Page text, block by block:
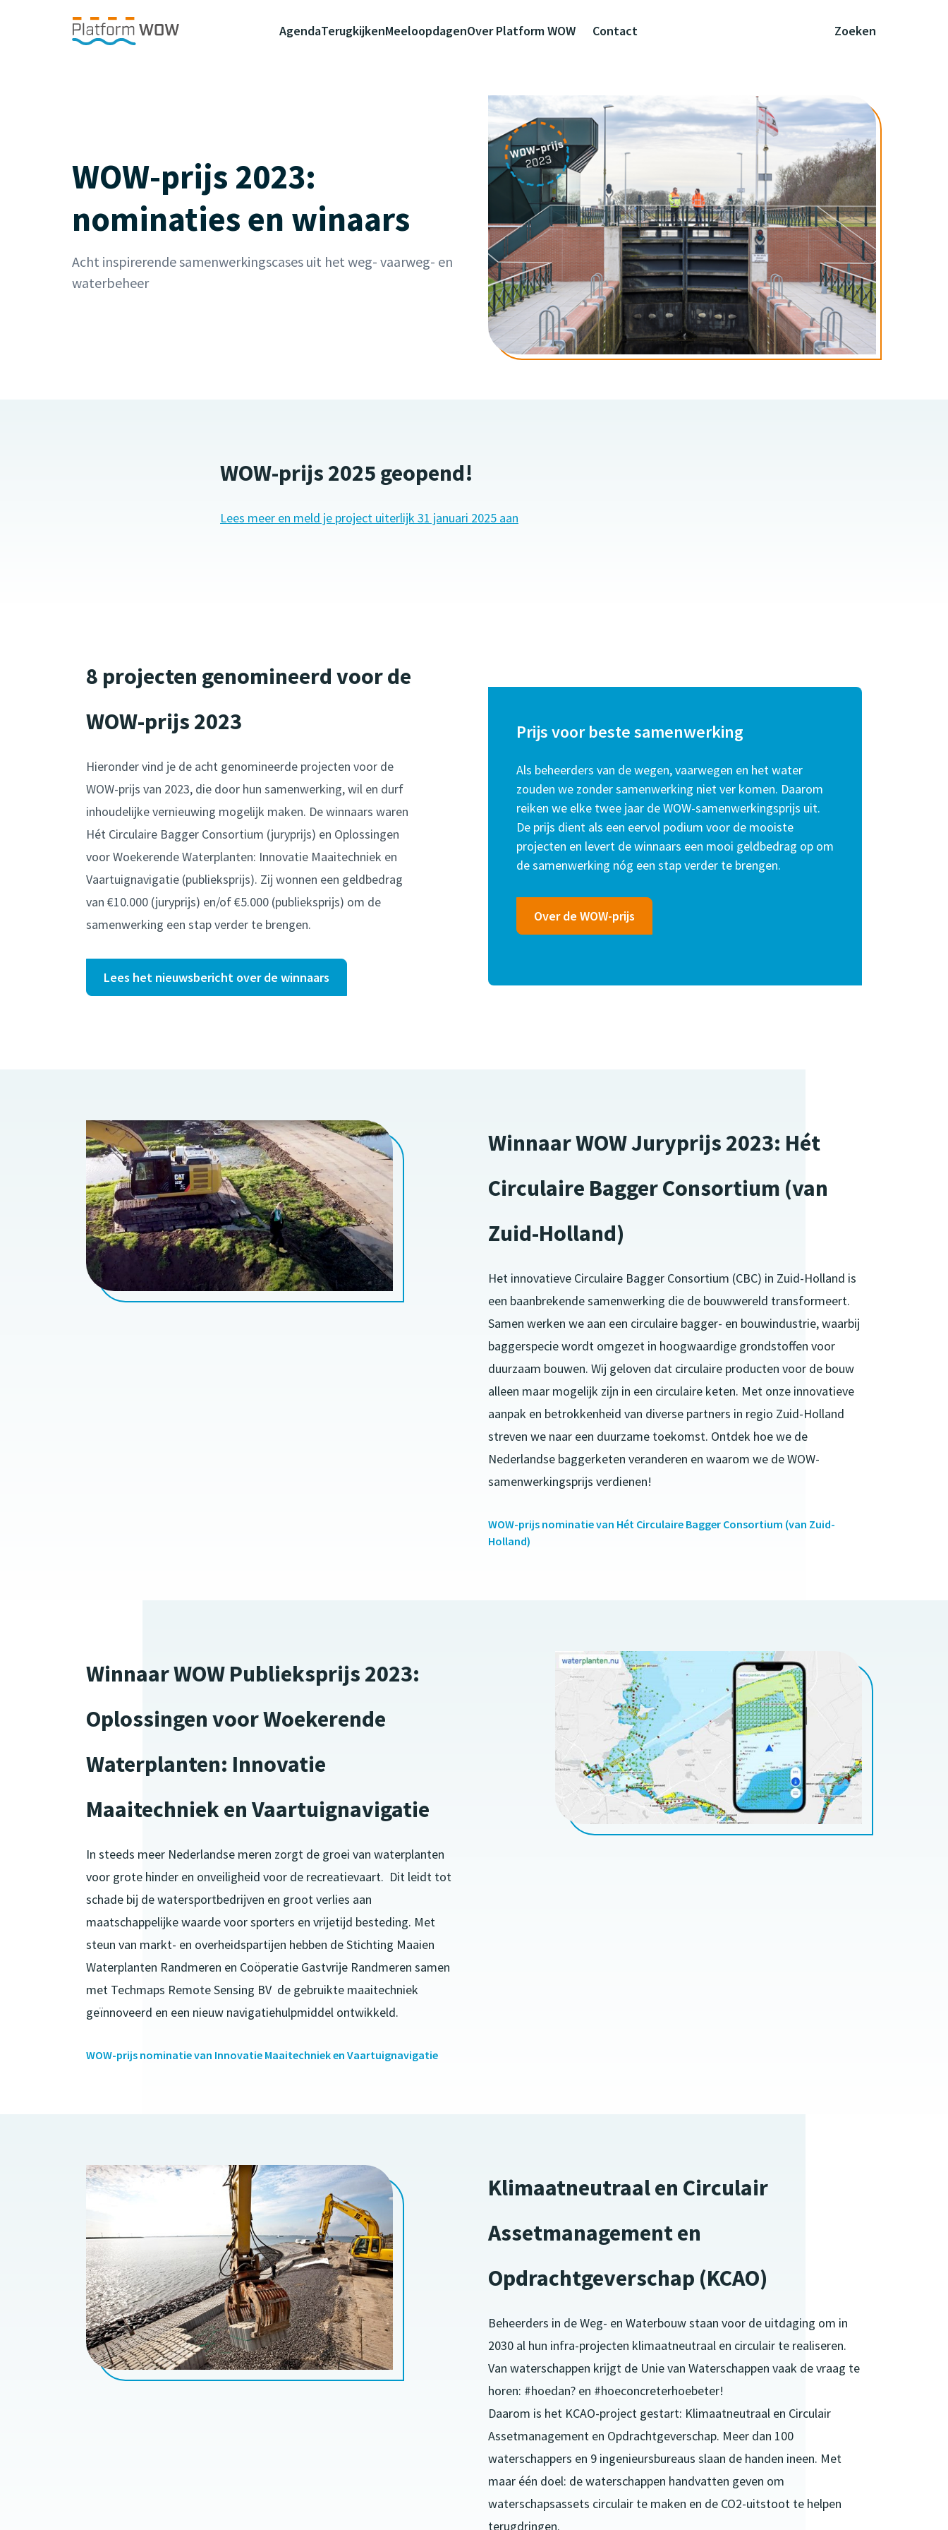
AgendaTerugkijkenMeeloopdagenOver Platform WOW Contact Zoeken
WOW-prijs 2023:
nominaties en winaars
Acht inspirerende samenwerkingscases uit het weg- vaarweg- en
waterbeheer
WOW-prijs 2025 geopend!
Lees meer en meld je project uiterlijk 31 januari 2025 aan
8 projecten genomineerd voor de
WOW-prijs 2023
Hieronder vind je de acht genomineerde projecten voor de
WOW-prijs van 2023, die door hun samenwerking, wil en durf
inhoudelijke vernieuwing mogelijk maken. De winnaars waren
Hét Circulaire Bagger Consortium (juryprijs) en Oplossingen
voor Woekerende Waterplanten: Innovatie Maaitechniek en
Vaartuignavigatie (publieksprijs). Zij wonnen een geldbedrag
van €10.000 (juryprijs) en/of €5.000 (publieksprijs) om de
samenwerking een stap verder te brengen.
Lees het nieuwsbericht over de winnaars
Prijs voor beste samenwerking
Als beheerders van de wegen, vaarwegen en het water
zouden we zonder samenwerking niet ver komen. Daarom
reiken we elke twee jaar de WOW-samenwerkingsprijs uit.
De prijs dient als een eervol podium voor de mooiste
projecten en levert de winnaars een mooi geldbedrag op om
de samenwerking nóg een stap verder te brengen.
Over de WOW-prijs
Winnaar WOW Juryprijs 2023: Hét
Circulaire Bagger Consortium (van
Zuid-Holland)
Het innovatieve Circulaire Bagger Consortium (CBC) in Zuid-Holland is
een baanbrekende samenwerking die de bouwwereld transformeert.
Samen werken we aan een circulaire bagger- en bouwindustrie, waarbij
baggerspecie wordt omgezet in hoogwaardige grondstoffen voor
duurzaam bouwen. Wij geloven dat circulaire producten voor de bouw
alleen maar mogelijk zijn in een circulaire keten. Met onze innovatieve
aanpak en betrokkenheid van diverse partners in regio Zuid-Holland
streven we naar een duurzame toekomst. Ontdek hoe we de
Nederlandse baggerketen veranderen en waarom we de WOW-
samenwerkingsprijs verdienen!
WOW-prijs nominatie van Hét Circulaire Bagger Consortium (van Zuid-
Holland)
Winnaar WOW Publieksprijs 2023:
Oplossingen voor Woekerende
Waterplanten: Innovatie
Maaitechniek en Vaartuignavigatie
In steeds meer Nederlandse meren zorgt de groei van waterplanten
voor grote hinder en onveiligheid voor de recreatievaart. Dit leidt tot
schade bij de watersportbedrijven en groot verlies aan
maatschappelijke waarde voor sporters en vrijetijd besteding. Met
steun van markt- en overheidspartijen hebben de Stichting Maaien
Waterplanten Randmeren en Coöperatie Gastvrije Randmeren samen
met Techmaps Remote Sensing BV de gebruikte maaitechniek
geïnnoveerd en een nieuw navigatiehulpmiddel ontwikkeld.
WOW-prijs nominatie van Innovatie Maaitechniek en Vaartuignavigatie
Klimaatneutraal en Circulair
Assetmanagement en
Opdrachtgeverschap (KCAO)
Beheerders in de Weg- en Waterbouw staan voor de uitdaging om in
2030 al hun infra-projecten klimaatneutraal en circulair te realiseren.
Van waterschappen krijgt de Unie van Waterschappen vaak de vraag te
horen: #hoedan? en #hoeconcreterhoebeter!
Daarom is het KCAO-project gestart: Klimaatneutraal en Circulair
Assetmanagement en Opdrachtgeverschap. Meer dan 100
waterschappers en 9 ingenieursbureaus slaan de handen ineen. Met
maar één doel: de waterschappen handvatten geven om
waterschapsassets circulair te maken en de CO2-uitstoot te helpen
terugdringen.